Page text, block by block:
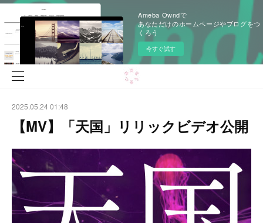
Ameba Owndで
あなただけのホームページやブログをつ
くろう
今すぐ試す
2025.05.24 01:48
【MV】「天国」リリックビデオ公開